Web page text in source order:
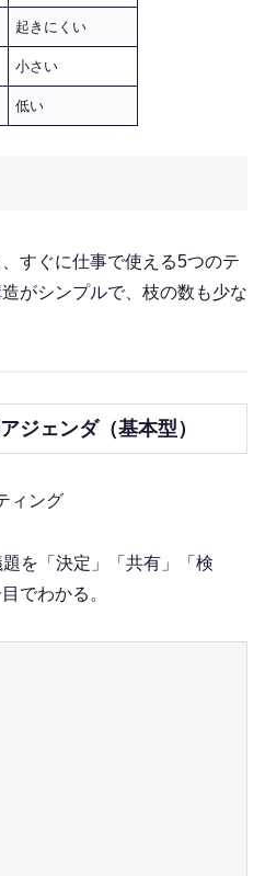
起きにくい
小さい
低い
すぐに仕事で使える5つのテ
がシンプルで、枝の数も少な
ジェンダ（基本型）
ィング
を「決定」「共有」「検
でわかる。